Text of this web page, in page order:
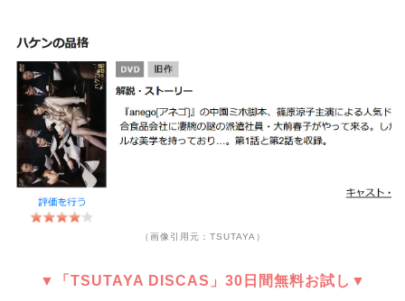
（画像引用元：TSUTAYA）
▼「TSUTAYA DISCAS」30日間無料お試し▼